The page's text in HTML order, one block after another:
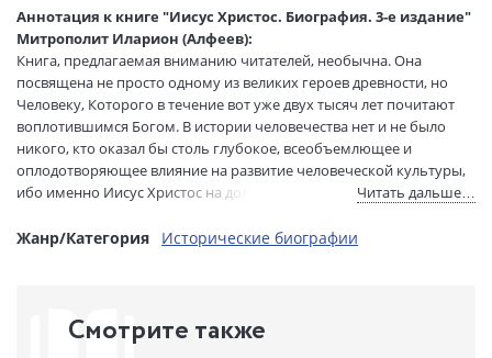
Формат:
84х108 1/32
Размеры в мм
(ДхШхВ):
206x135x32
Вес:
675 гр.
Страниц:
650
Тираж:
5000 экз.
Код товара:
Артикул:
9785235050938
В продаже с:
21.08.2023
Аннотация к книге "Иисус Христос. Биография. 3-е издание"
Митрополит Иларион (Алфеев):
Книга, предлагаемая вниманию читателей, необычна. Она
посвящена не просто одному из великих героев древности, но
Человеку, Которого в течение вот уже двух тысяч лет почитают
воплотившимся Богом. В истории человечества нет и не было
никого, кто оказал бы столь глубокое, всеобъемлющее и
оплодотворяющее влияние на развитие человеческой культуры,
ибо именно Иисус Христос на долгие века задал вектор
Но, признавая Иисуса Богом, можно ли издавать книгу о Нем в
одновременно является и полноценным человеком, во всем —
кроме греха — подобным нам.
Читать дальше…
Жанр/Категория Исторические биографии
Смотрите также